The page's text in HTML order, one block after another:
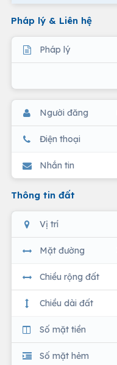
Pháp lý & Liên hệ
Pháp lý
Người đăng
Điện thoại
Nhắn tin
Thông tin đất
Vị trí
Mặt đường
Chiều rộng đất
Chiều dài đất
Số mặt tiền
Số mặt hẻm